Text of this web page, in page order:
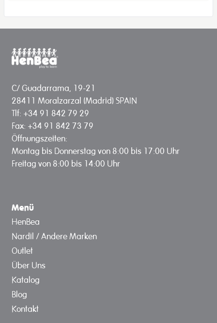
C/ Guadarrama, 19-21
28411 Moralzarzal (Madrid) SPAIN
Tlf: +34 91 842 79 29
Fax: +34 91 842 73 79
Öffnungszeiten:
Montag bis Donnerstag von 8:00 bis 17:00 Uhr
Freitag von 8:00 bis 14:00 Uhr
Menü
HenBea
Nardil / Andere Marken
Outlet
Über Uns
Katalog
Blog
Kontakt